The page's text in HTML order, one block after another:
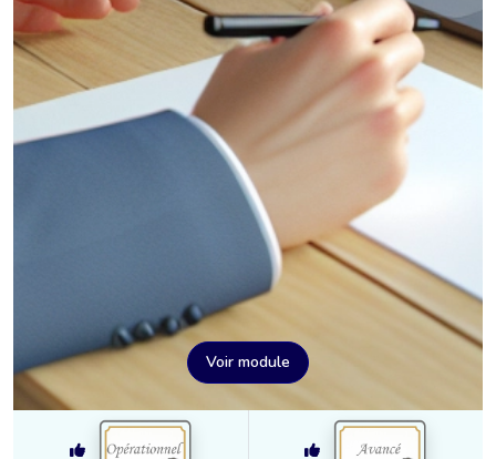
Voir module